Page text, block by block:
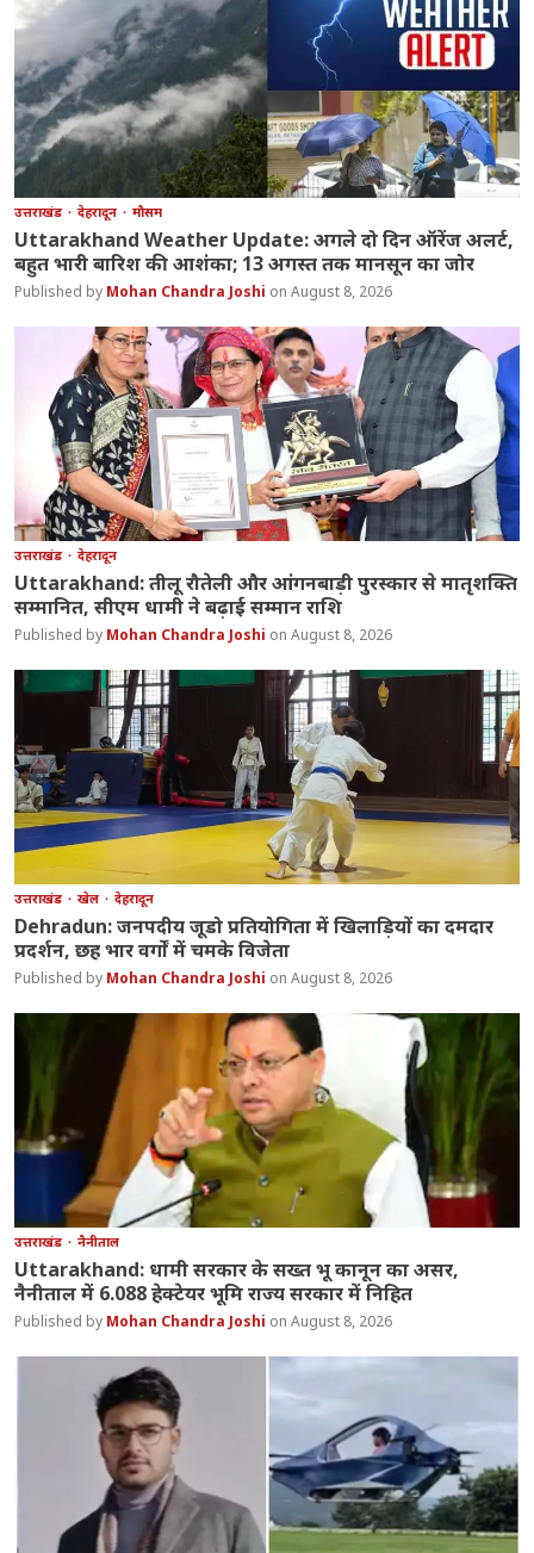
उत्तराखंड देहरादून मौसम
Uttarakhand Weather Update: अगले दो दिन ऑरेंज अलर्ट,
बहुत भारी बारिश की आशंका; 13 अगस्त तक मानसून का जोर
Mohan Chandra Joshi August 8, 2026
उत्तराखंड देहरादून
Uttarakhand: तीलू रौतेली और आंगनबाड़ी पुरस्कार से मातृशक्ति
सम्मानित, सीएम धामी ने बढ़ाई सम्मान राशि
Mohan Chandra Joshi August 8, 2026
उत्तराखंड खेल देहरादून
Dehradun: जनपदीय जूडो प्रतियोगिता में खिलाड़ियों का दमदार
प्रदर्शन, छह भार वर्गों में चमके विजेता
Mohan Chandra Joshi August 8, 2026
उत्तराखंड नैनीताल
Uttarakhand: धामी सरकार के सख्त भू कानून का असर,
नैनीताल में 6.088 हेक्टेयर भूमि राज्य सरकार में निहित
Mohan Chandra Joshi August 8, 2026